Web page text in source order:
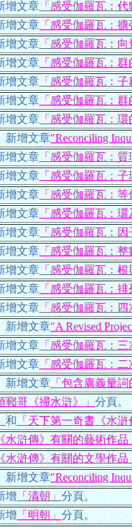
增文章「感受伽羅瓦：
增文章「感受伽羅瓦：擴
增文章「感受伽羅瓦：
增文章「感受伽羅瓦：
增文章「感受伽羅瓦：子
增文章「感受伽羅瓦：群
增文章「感受伽羅瓦：
新增文章"Reconciling
增文章「感受伽羅瓦：
增文章「感受伽羅瓦：子
增文章「感受伽羅瓦：
增文章「感受伽羅瓦：環
增文章「感受伽羅瓦：因
增文章「感受伽羅瓦：整
增文章「感受伽羅瓦：
增文章「感受伽羅瓦：
增文章「感受伽羅瓦：
新增文章"A Revised
增文章「感受伽羅瓦：
增文章「感受伽羅瓦：
新增文章「包含廣義量
鄆哥《掃水滸》」分頁。
和「天下第一奇書《水滸
水滸傳》有關的藝術作品
水滸傳》有關的文學作品
新增文章"Reconciling
增「清朝」分頁。
增「明朝」分頁。